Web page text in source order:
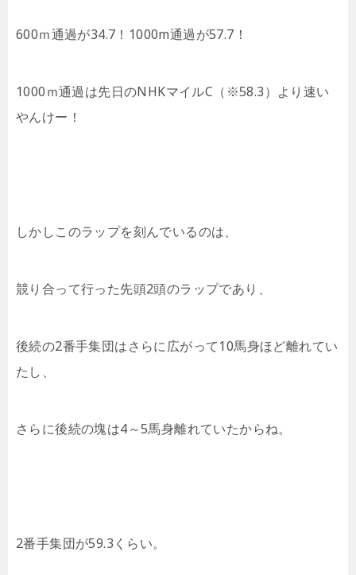
600ｍ通過が34.7！1000m通過が57.7！
1000ｍ通過は先日のNHKマイルC（※58.3）より速い
やんけー！
しかしこのラップを刻んでいるのは、
競り合って行った先頭2頭のラップであり、
後続の2番手集団はさらに広がって10馬身ほど離れてい
たし、
さらに後続の塊は4～5馬身離れていたからね。
2番手集団が59.3くらい。